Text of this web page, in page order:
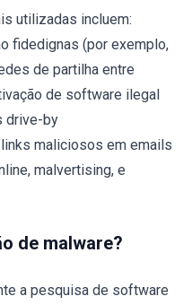
utilizadas incluem:
fidedignas (por exemplo,
de partilha entre
de software ilegal
drive-by
maliciosos em emails
malvertising, e
de malware?
a pesquisa de software